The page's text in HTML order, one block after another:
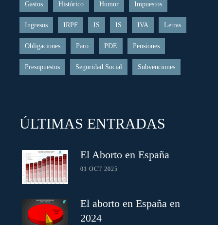
Gastos Histórico Humor Impuestos
Ingresos IRPF IS IS IVA Letras
Obligaciones Paro PDE Pensiones
Presupuestos Seguridad Social Subvenciones
ÚLTIMAS ENTRADAS
El Aborto en España
01 OCT 2025
El aborto en España en
2024